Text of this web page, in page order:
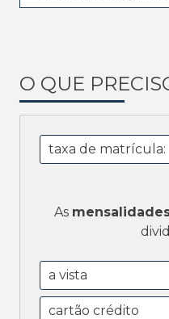
O QUE
taxa de matrícula:
As
a vista
cartão crédito